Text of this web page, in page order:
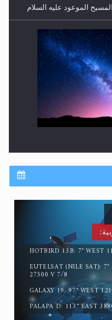
الموعود عليه السلام
عليها.. ليس العكس
HOTBIRD 13B: 7° WEST
EUTELSAT (NILE SAT):
27500 V 7/8
GALAXY 19: 97° WEST
PALAPA D: 113° EAST